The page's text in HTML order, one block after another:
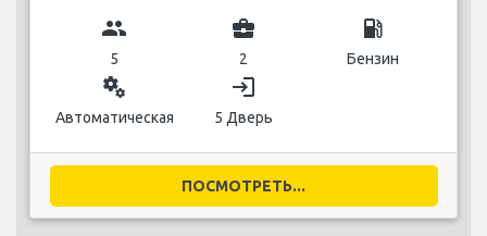
group
5
business_center
2
local_gas_station
Бензин
miscellaneous_services
Автоматическая
login
5 Дверь
ПОСМОТРЕТЬ...